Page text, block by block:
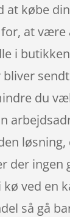
at købe
at
i
bliver
du
løsning,
der ingen
ved en
så gå